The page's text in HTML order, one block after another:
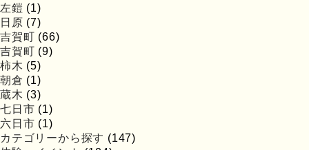
左鎧 (1)
日原 (7)
吉賀町 (66)
吉賀町 (9)
柿木 (5)
朝倉 (1)
蔵木 (3)
七日市 (1)
六日市 (1)
カテゴリーから探す (147)